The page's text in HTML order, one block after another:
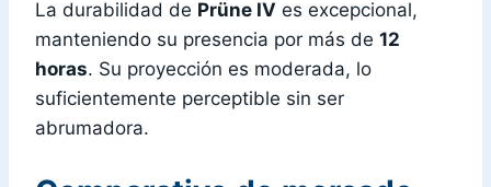
La durabilidad de Prüne IV es excepcional,
manteniendo su presencia por más de 12
horas. Su proyección es moderada, lo
suficientemente perceptible sin ser
abrumadora.